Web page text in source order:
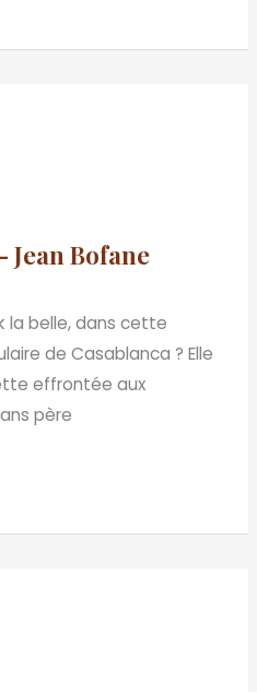
Jean Bofane
la belle, dans cette
de Casablanca ? Elle
effrontée aux
père